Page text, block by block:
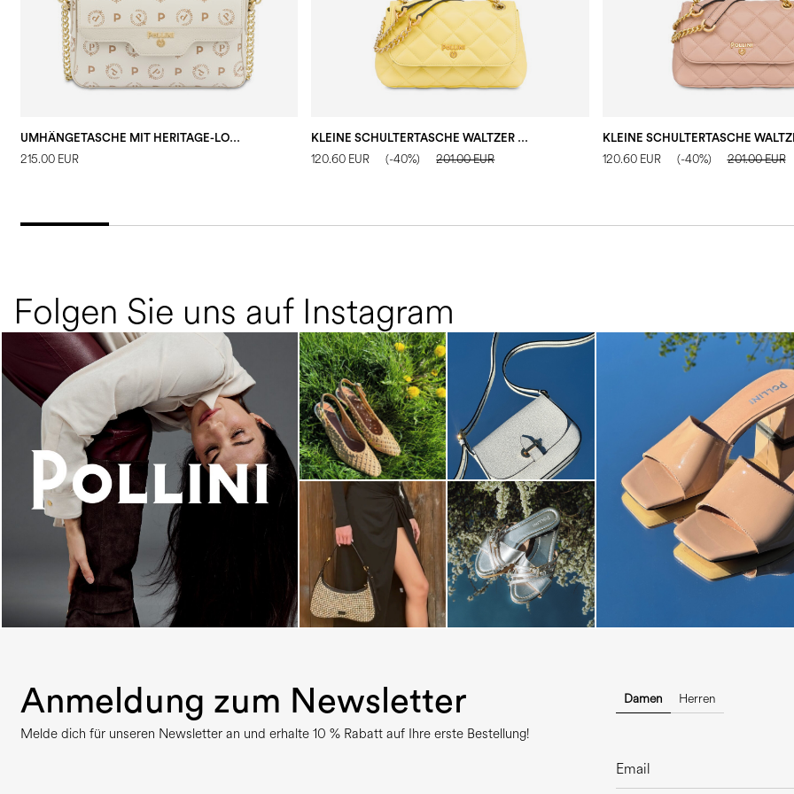
UMHÄNGETASCHE MIT HERITAGE-LOGO
215.00 EUR
KLEINE SCHULTERTASCHE WALTZER NIGHT
120.60 EUR (-40%) 201.00 EUR 120.60 EUR (-40%) 201.00 EUR
Folgen Sie uns auf Instagram
An ode to the house’s vibrant Italian roots, the
new...
The most-wanted mules and
sale. ...
Anmeldung zum Newsletter
Melde dich für unseren Newsletter an und erhalte 10 % Rabatt auf Ihre erste Bestellung!
Damen Herren